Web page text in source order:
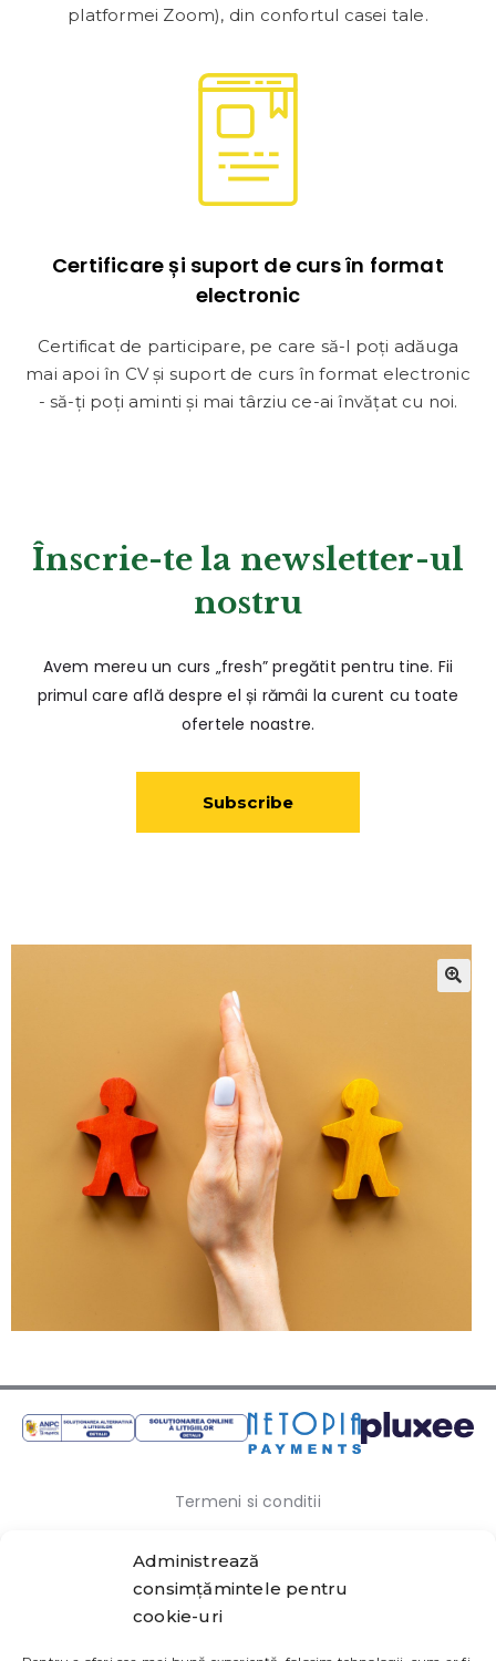
Administrează
consimțămintele pentru
cookie-uri
platformei Zoom), din confortul casei tale.
Certificare și suport de curs în format
electronic
Certificat de participare, pe care să-l poți adăuga
mai apoi în CV și suport de curs în format electronic
- să-ți poți aminti și mai târziu ce-ai învățat cu noi.
Înscrie-te la newsletter-ul
nostru
Avem mereu un curs „fresh” pregătit pentru tine. Fii
primul care află despre el și rămâi la curent cu toate
ofertele noastre.
Subscribe
Termeni si conditii
Politica de confidentialitate
Politica cookies